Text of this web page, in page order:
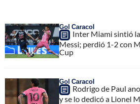
Gol Caracol
Inter Miami sintió
Messi; perdió 1-2 con
Cup
Gol Caracol
Rodrigo de Paul
y se lo dedicó a Lionel